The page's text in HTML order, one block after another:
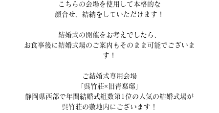
こちらの会場を使用して本格的な
顔合せ、結納をしていただけます！
結婚式の開催をお考えでしたら、
お食事後に結婚式場のご案内もそのまま可能でございま
す！
ご結婚式専用会場
「呉竹荘×旧青葉邸」
静岡県西部で年間結婚式組数第1位の人気の結婚式場が
呉竹荘の敷地内にございます！